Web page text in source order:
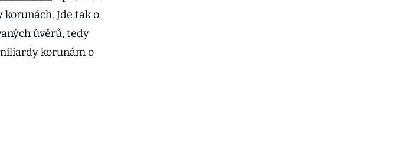
Jde tak o
úvěrů, tedy
korunám o